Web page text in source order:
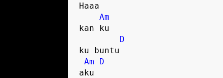
Haaa
Am
kan ku
D
ku buntu
Am
D
aku